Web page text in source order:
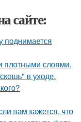
сайте:
поднимается
плотными слоями.
в уходе.
вам кажется, что